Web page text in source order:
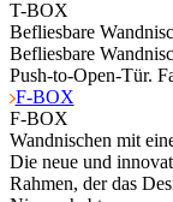
T-BOX
Befliesbare
Befliesbare
Push-to-Open-Tür.
F-BOX
F-BOX
Wandnischen mit
Die neue und
Rahmen, der das